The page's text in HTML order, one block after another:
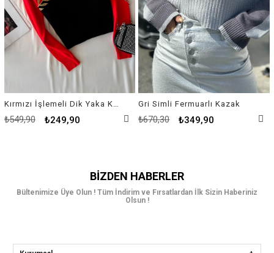
Kırmızı İşlemeli Dik Yaka Kazak
₺249,90
₺549,90
Gri Simli Fermuarlı Kazak
₺349,90
₺670,30
BIZDEN HABERLER
Bültenimize Üye Olun ! Tüm İndirim ve Fırsatlardan İlk Sizin Haberiniz
Olsun !